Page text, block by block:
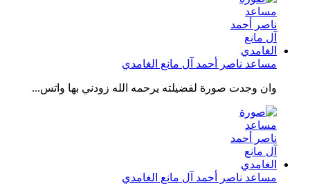
مساعد ناصر أحمد آل مانع الغامدي
وان وجدت صورة لفضيلته يرحمه الله زودني بها واتس...
مساعد ناصر أحمد آل مانع الغامدي